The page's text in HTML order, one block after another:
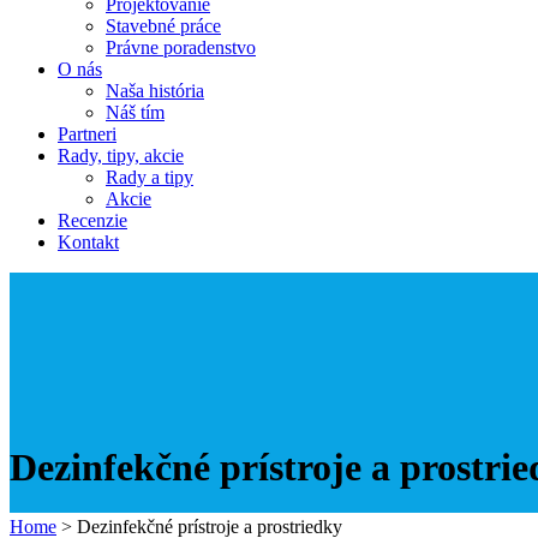
Stavebné práce
Právne poradenstvo
O nás
Naša história
Náš tím
Partneri
Rady, tipy, akcie
Rady a tipy
Akcie
Recenzie
Kontakt
Dezinfekčné prístroje a
Home > Dezinfekčné prístroje a prostriedky